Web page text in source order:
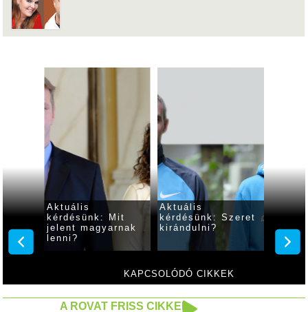
KAPCSOLÓDÓ CIKKEK
tél?
Aktuális
kérdésünk: Mit
jelent magyarnak
lenni?
Aktuális
kérdésünk: Szeret
kirándulni?
épp
A ROVAT FRISS CIKKEI